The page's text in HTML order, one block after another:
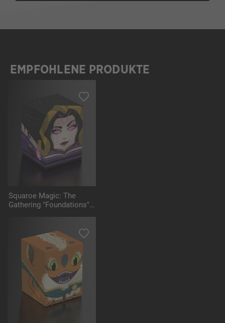
Produktgalerie überspringen
EMPFOHLENE PRODUKTE
Squaroe Magic: The
Gathering "Foundations"